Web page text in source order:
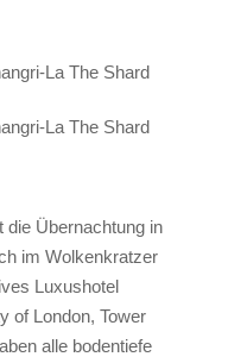
die Übernachtung in
im Wolkenkratzer
Luxushotel
of London, Tower
alle bodentiefe